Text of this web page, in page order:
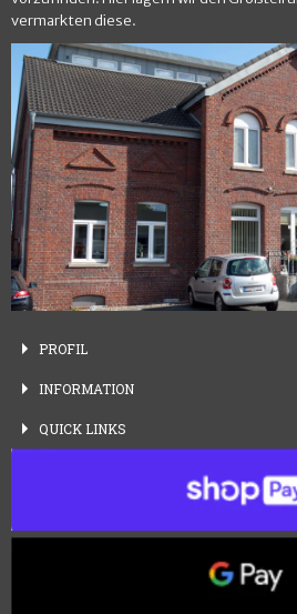
vermarkten diese.
PROFIL
INFORMATION
QUICK LINKS